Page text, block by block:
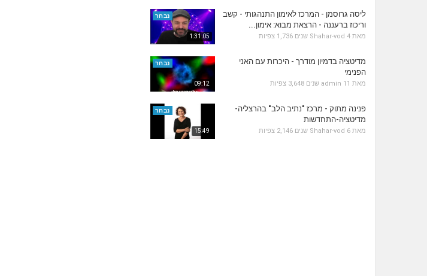
1:31:05
נבחר
ליסה גרוסמן - המרכז לאימון התנהגותי - קשב
וריכוז ברעננה - הרצאת מבוא: אימון...
מאת Shahar-vod 4 שנים 1,736 צפיות
09:12
נבחר
מדיטציה בדמיון מודרך - היכרות עם האני
הפנימי
מאת admin 11 שנים 3,648 צפיות
15:49
נבחר
פנינה מתוק - מרכז "נתיב הלב" בהרצליה-
מדיטציה-התחדשות
מאת Shahar-vod 6 שנים 2,146 צפיות